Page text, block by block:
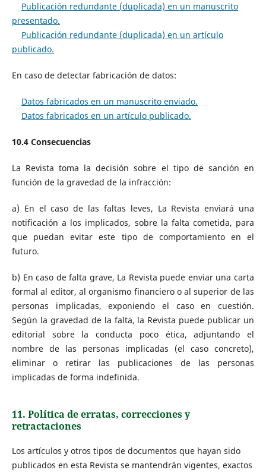
Publicación redundante (duplicada) en un manuscrito
presentado.
Publicación redundante (duplicada) en un artículo
publicado.
En caso de detectar fabricación de datos:
Datos fabricados en un manuscrito enviado.
Datos fabricados en un artículo publicado.
10.4 Consecuencias
La Revista toma la decisión sobre el tipo de sanción en
función de la gravedad de la infracción:
a) En el caso de las faltas leves, La Revista enviará una
notificación a los implicados, sobre la falta cometida, para
que puedan evitar este tipo de comportamiento en el
futuro.
b) En caso de falta grave, La Revista puede enviar una carta
formal al editor, al organismo financiero o al superior de las
personas implicadas, exponiendo el caso en cuestión.
Según la gravedad de la falta, la Revista puede publicar un
editorial sobre la conducta poco ética, adjuntando el
nombre de las personas implicadas (el caso concreto),
eliminar o retirar las publicaciones de las personas
implicadas de forma indefinida.
11. Política de erratas, correcciones y
retractaciones
Los artículos y otros tipos de documentos que hayan sido
publicados en esta Revista se mantendrán vigentes, exactos